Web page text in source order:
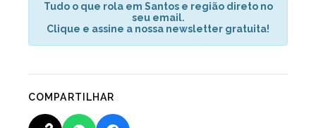
Tudo o que rola em Santos e região direto no
seu email.
Clique e assine a nossa newsletter gratuita!
COMPARTILHAR